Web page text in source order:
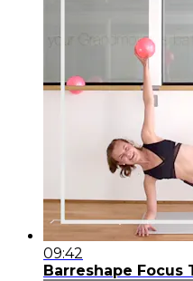
09:42
Barreshape Focus